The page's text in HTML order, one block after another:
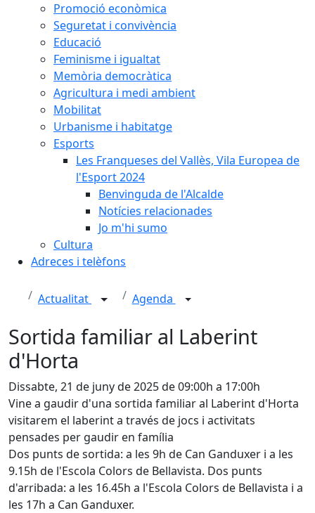
Promoció econòmica
Seguretat i convivència
Educació
Feminisme i igualtat
Memòria democràtica
Agricultura i medi ambient
Mobilitat
Urbanisme i habitatge
Esports
Les Franqueses del Vallès, Vila Europea de
l'Esport 2024
Benvinguda de l'Alcalde
Notícies relacionades
Jo m'hi sumo
Cultura
Adreces i telèfons
Actualitat Agenda
Sortida familiar al Laberint
d'Horta
Dissabte, 21 de juny de 2025 de 09:00h a 17:00h
Vine a gaudir d'una sortida familiar al Laberint d'Horta
visitarem el laberint a través de jocs i activitats
pensades per gaudir en família
Dos punts de sortida: a les 9h de Can Ganduxer i a les
9.15h de l'Escola Colors de Bellavista. Dos punts
d'arribada: a les 16.45h a l'Escola Colors de Bellavista i a
les 17h a Can Ganduxer.